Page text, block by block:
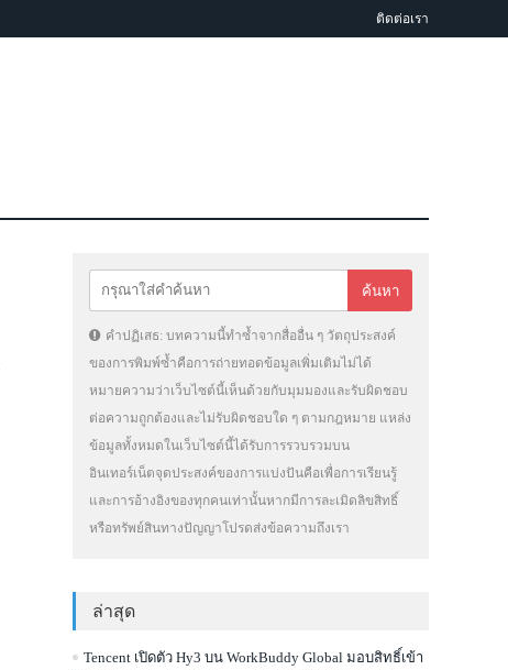
ติดต่อเรา
คำปฏิเสธ: บทความนี้ทำซ้ำจากสื่ออื่น ๆ วัตถุประสงค์
ของการพิมพ์ซ้ำคือการถ่ายทอดข้อมูลเพิ่มเติมไม่ได้
หมายความว่าเว็บไซต์นี้เห็นด้วยกับมุมมองและรับผิดชอบ
ต่อความถูกต้องและไม่รับผิดชอบใด ๆ ตามกฎหมาย แหล่ง
ข้อมูลทั้งหมดในเว็บไซต์นี้ได้รับการรวบรวมบน
อินเทอร์เน็ตจุดประสงค์ของการแบ่งปันคือเพื่อการเรียนรู้
และการอ้างอิงของทุกคนเท่านั้นหากมีการละเมิดลิขสิทธิ์
หรือทรัพย์สินทางปัญญาโปรดส่งข้อความถึงเรา
ล่าสุด
Tencent เปิดตัว Hy3 บน WorkBuddy Global มอบสิทธิ์เข้า